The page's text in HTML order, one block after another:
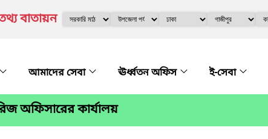
বাতায়ন
আমাদের সেবা ঊর্ধ্বতন অফিস ই-সেবা
অফিসারের কার্যালয়